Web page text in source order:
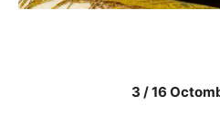
3 / 16